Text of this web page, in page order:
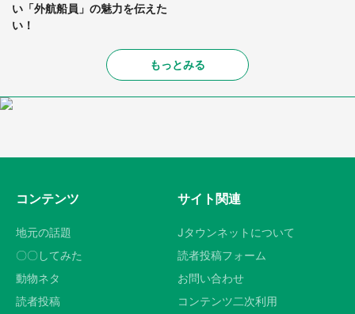
い「外航船員」の魅力を伝えた
い！
もっとみる
コンテンツ
地元の話題
〇〇してみた
動物ネタ
読者投稿
サイト関連
Jタウンネットについて
読者投稿フォーム
お問い合わせ
コンテンツ二次利用